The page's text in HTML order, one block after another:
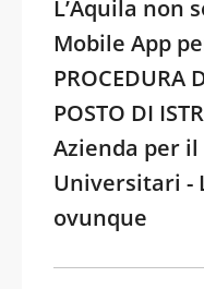
L’Aquila non
Mobile App
PROCEDURA
POSTO DI
Azienda per
Universitari -
ovunque